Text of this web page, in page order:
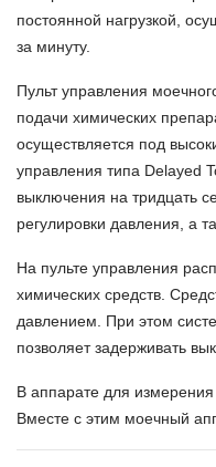
постоянной нагрузкой,
за минуту.
Пульт управления
подачи химических
осуществляется под
управления типа Delayed
выключения на тридцать
регулировки давления, а
На пульте управления
химических средств.
давлением. При этом
позволяет задерживать
В аппарате для
Вместе с этим моечный